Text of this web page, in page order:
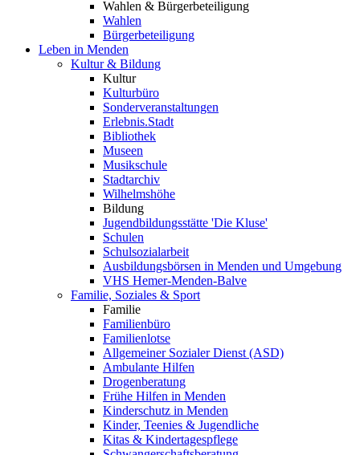
Wahlen & Bürgerbeteiligung
Wahlen
Bürgerbeteiligung
Leben in Menden
Kultur & Bildung
Kultur
Kulturbüro
Sonderveranstaltungen
Erlebnis.Stadt
Bibliothek
Museen
Musikschule
Stadtarchiv
Wilhelmshöhe
Bildung
Jugendbildungsstätte 'Die Kluse'
Schulen
Schulsozialarbeit
Ausbildungsbörsen in Menden und Umgebung
VHS Hemer-Menden-Balve
Familie, Soziales & Sport
Familie
Familienbüro
Familienlotse
Allgemeiner Sozialer Dienst (ASD)
Ambulante Hilfen
Drogenberatung
Frühe Hilfen in Menden
Kinderschutz in Menden
Kinder, Teenies & Jugendliche
Kitas & Kindertagespflege